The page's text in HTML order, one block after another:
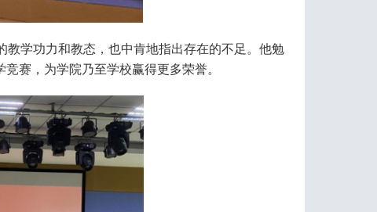
学功力和教态，也中肯地指出存在的不足。他勉
赛，为学院乃至学校赢得更多荣誉。